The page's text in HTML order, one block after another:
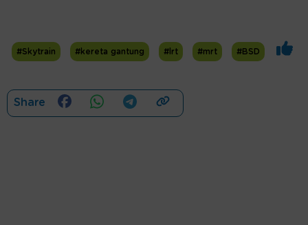
#Skytrain #kereta gantung #lrt #mrt #BSD
Share